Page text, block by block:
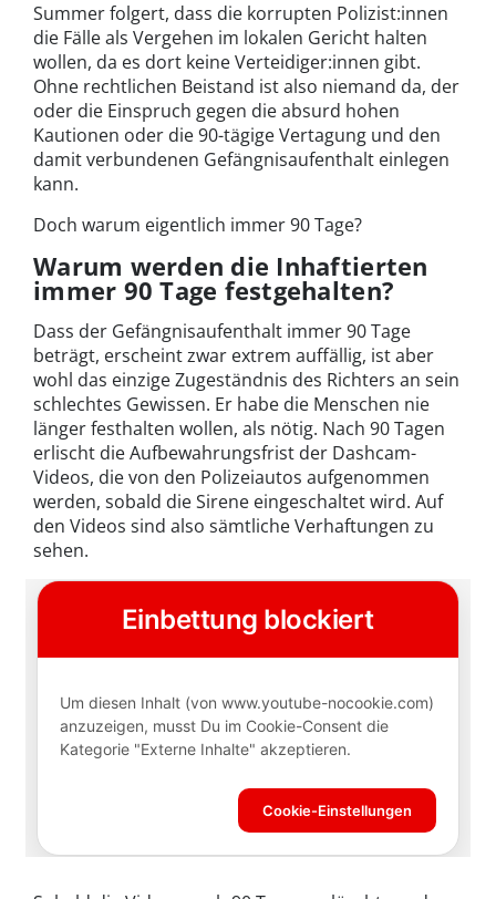
Summer folgert, dass die korrupten Polizist:innen
die Fälle als Vergehen im lokalen Gericht halten
wollen, da es dort keine Verteidiger:innen gibt.
Ohne rechtlichen Beistand ist also niemand da, der
oder die Einspruch gegen die absurd hohen
Kautionen oder die 90-tägige Vertagung und den
damit verbundenen Gefängnisaufenthalt einlegen
kann.
Doch warum eigentlich immer 90 Tage?
Warum werden die Inhaftierten
immer 90 Tage festgehalten?
Dass der Gefängnisaufenthalt immer 90 Tage
beträgt, erscheint zwar extrem auffällig, ist aber
wohl das einzige Zugeständnis des Richters an sein
schlechtes Gewissen. Er habe die Menschen nie
länger festhalten wollen, als nötig. Nach 90 Tagen
erlischt die Aufbewahrungsfrist der Dashcam-
Videos, die von den Polizeiautos aufgenommen
werden, sobald die Sirene eingeschaltet wird. Auf
den Videos sind also sämtliche Verhaftungen zu
sehen.